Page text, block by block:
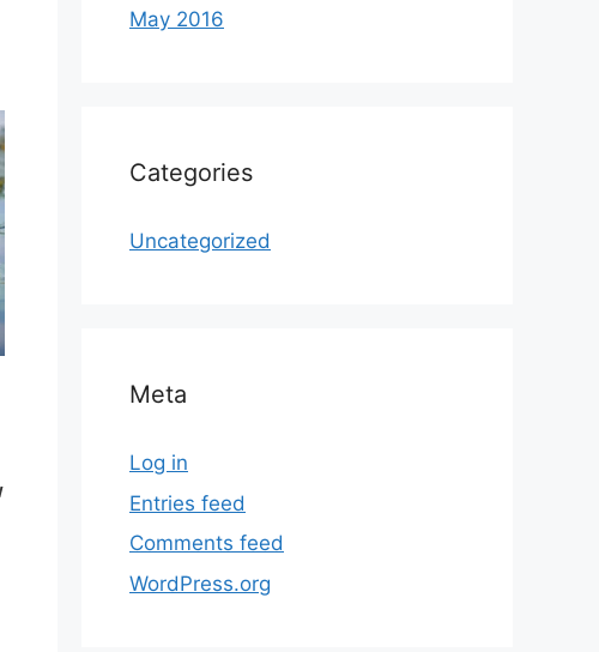
May 2016
Categories
Uncategorized
Meta
Log in
Entries feed
Comments feed
WordPress.org